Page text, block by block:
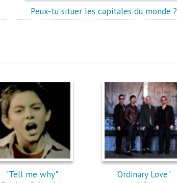
Peux-tu situer les capitales du monde ?
"Tell me why"
"Ordinary Love"